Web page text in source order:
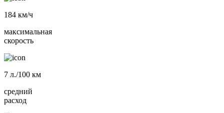
184 км/ч
максимальная
скорость
7 л./100 км
средний
расход